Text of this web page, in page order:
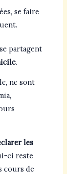
se faire
partagent
.
ne sont
les
ci reste
cours de